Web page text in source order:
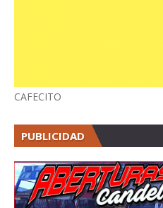
CAFECITO
PUBLICIDAD